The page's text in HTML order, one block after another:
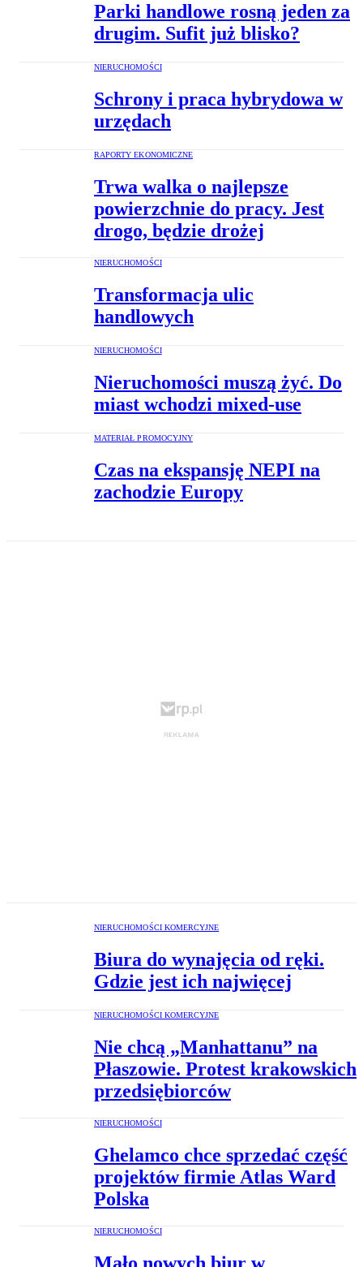
Parki handlowe rosną jeden za
drugim. Sufit już blisko?
NIERUCHOMOŚCI
Schrony i praca hybrydowa w
urzędach
RAPORTY EKONOMICZNE
Trwa walka o najlepsze
powierzchnie do pracy. Jest
drogo, będzie drożej
NIERUCHOMOŚCI
Transformacja ulic
handlowych
NIERUCHOMOŚCI
Nieruchomości muszą żyć. Do
miast wchodzi mixed-use
MATERIAŁ PROMOCYJNY
Czas na ekspansję NEPI na
zachodzie Europy
NIERUCHOMOŚCI KOMERCYJNE
Biura do wynajęcia od ręki.
Gdzie jest ich najwięcej
NIERUCHOMOŚCI KOMERCYJNE
Nie chcą „Manhattanu” na
Płaszowie. Protest krakowskich
przedsiębiorców
NIERUCHOMOŚCI
Ghelamco chce sprzedać część
projektów firmie Atlas Ward
Polska
NIERUCHOMOŚCI
Mało nowych biur w